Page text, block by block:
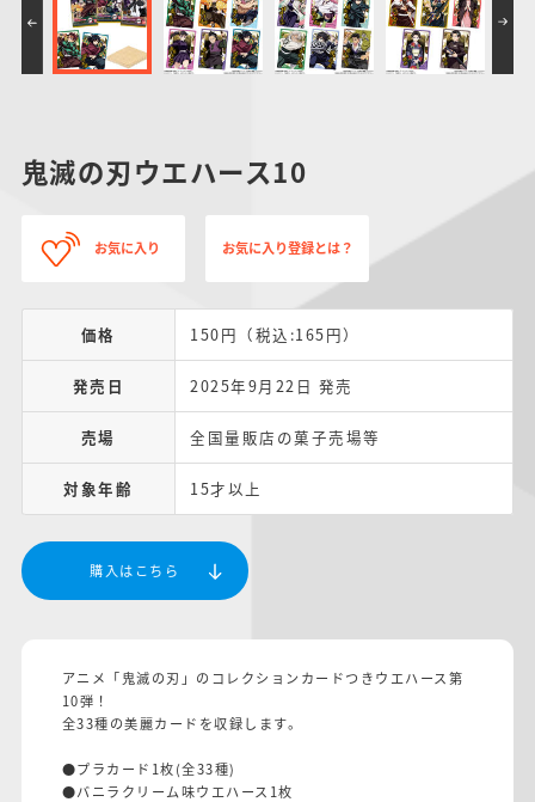
PROJECT R.E.D.・
スーパー戦隊シリー
ズ
ポケットモンスター
サンリオキャラクタ
ーズ
つりグミ SMPシリーズ キャラデコ
鬼滅の刃ウエハース10
お気に入り お気に入り登録とは？
価格 150円（税込:165円）
発売日 2025年9月22日 発売
売場 全国量販店の菓子売場等
対象年齢 15才以上
購入はこちら
アニメ「鬼滅の刃」のコレクションカードつきウエハース第
10弾！
全33種の美麗カードを収録します。
●プラカード1枚(全33種)
●バニラクリーム味ウエハース1枚